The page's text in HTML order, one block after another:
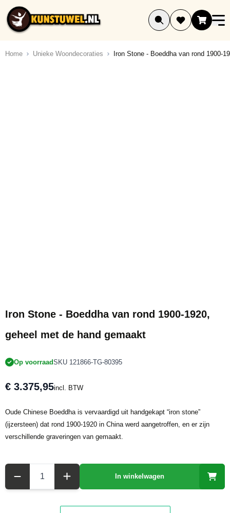
Ga naar de inhoud
Home Unieke Woondecoraties Iron Stone - Boeddha van rond 1900-
Iron Stone - Boeddha van rond 1900-1920,
geheel met de hand gemaakt
Op voorraadSKU 121866-TG-80395
€ 3.375,95incl. BTW
Oude Chinese Boeddha is vervaardigd uit handgekapt “iron stone”
(ijzersteen) dat rond 1900-1920 in China werd aangetroffen, en er zijn
verschillende graveringen van gemaakt.
In winkelwagen